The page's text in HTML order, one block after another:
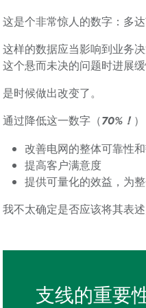
这是个非常惊人的数字：多
这样的数据应当影响到业务
这个悬而未决的问题时进展缓
是时候做出改变了。
通过降低这一数字（70%！
改善电网的整体可靠性
提高客户满意度
提供可量化的效益，为
我不太确定是否应该将其表
支线的重要